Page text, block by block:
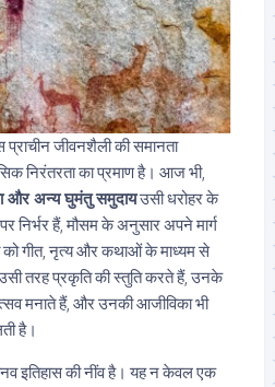
जीवनशैली की समानता
निरंतरता का प्रमाण है। आज भी,
और अन्य घुमंतु समुदायउसी धरोहर के
निर्भर हैं, मौसम के अनुसार अपने मार्ग
गीत, नृत्य और कथाओं के माध्यम से
तरह प्रकृति की स्तुति करते हैं, उनके
मनाते हैं, और उनकी आजीविका भी
है।
इतिहास की नींव है। यह न केवल एक